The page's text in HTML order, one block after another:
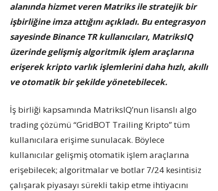
alanında hizmet verenMatriksile stratejik bir
işbirliğine imza attığını açıkladı. Bu entegrasyon
sayesinde Binance TR kullanıcıları, MatriksIQ
üzerinde gelişmiş algoritmik işlem araçlarına
erişerek kripto varlık işlemlerini daha hızlı, akıllı
ve otomatik bir şekilde yönetebilecek.
İş birliği kapsamında MatriksIQ’nun lisanslı algo
trading çözümü “GridBOT Trailing Kripto” tüm
kullanıcılara erişime sunulacak. Böylece
kullanıcılar gelişmiş otomatik işlem araçlarına
erişebilecek; algoritmalar ve botlar 7/24 kesintisiz
çalışarak piyasayı sürekli takip etme ihtiyacını